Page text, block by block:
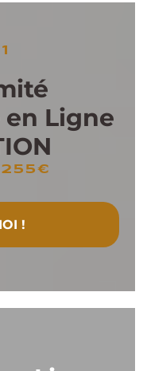
en Ligne
!